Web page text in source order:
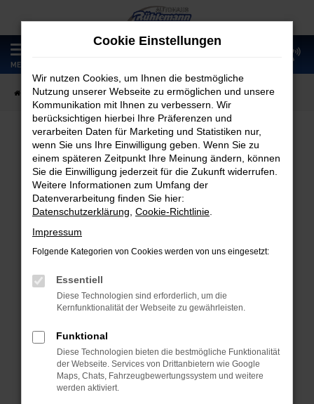
Zum
Hauptinhalt
springen
MENÜ
Startseite Fahrzeugangebote Fahrzeugmarkt
Fahrzeugmarkt
Fehler: Network Error
Beim Laden ist ein Fehler aufgetreten.
Hier sind ein paar Tipps, die dir helfen können:
Überprüfe deine Firewall und deine
Laden andere Webseiten, zum Beispiel
deine Suchmaschine?
Prüfe deine Browsererweiterungen.
Manche Erweiterungen, wie Werbeblocker,
Cookie Einstellungen
Wir nutzen Cookies, um Ihnen die bestmögliche
Nutzung unserer Webseite zu ermöglichen und unsere
Kommunikation mit Ihnen zu verbessern. Wir
berücksichtigen hierbei Ihre Präferenzen und
verarbeiten Daten für Marketing und Statistiken nur,
wenn Sie uns Ihre Einwilligung geben. Wenn Sie zu
einem späteren Zeitpunkt Ihre Meinung ändern, können
Sie die Einwilligung jederzeit für die Zukunft widerrufen.
Weitere Informationen zum Umfang der
Datenverarbeitung finden Sie hier:
Datenschutzerklärung Cookie-Richtlinie
Impressum
Folgende Kategorien von Cookies werden von uns eingesetzt:
Essentiell
Diese Technologien sind erforderlich, um die
Kernfunktionalität der Webseite zu gewährleisten.
Funktional
Diese Technologien bieten die bestmögliche Funktionalität
der Webseite. Services von Drittanbietern wie Google
Maps, Chats, Fahrzeugbewertungssystem und weitere
werden aktiviert.